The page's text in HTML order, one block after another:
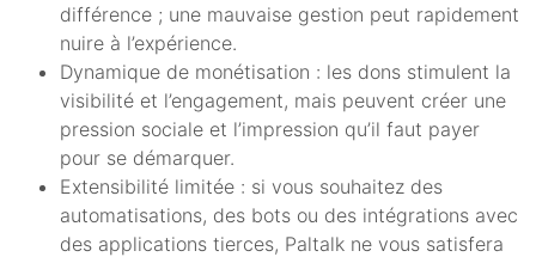
différence ; une mauvaise gestion peut rapidement
nuire à l’expérience.
Dynamique de monétisation : les dons stimulent la
visibilité et l’engagement, mais peuvent créer une
pression sociale et l’impression qu’il faut payer
pour se démarquer.
Extensibilité limitée : si vous souhaitez des
automatisations, des bots ou des intégrations avec
des applications tierces, Paltalk ne vous satisfera